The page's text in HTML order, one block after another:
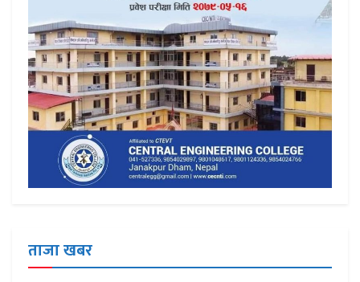
ताजा खबर